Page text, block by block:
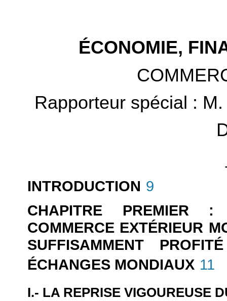
ÉCONOMIE,
Rapporteur spécial :
INTRODUCTION 9
CHAPITRE PREMIER :
COMMERCE EXTÉRIEUR
SUFFISAMMENT
ÉCHANGES MONDIAUX 11
I.- LA REPRISE VIGOUREUSE